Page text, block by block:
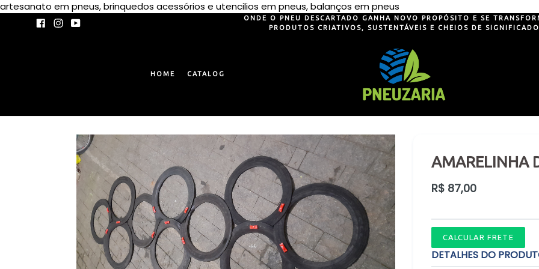
artesanato em pneus, brinquedos acessórios e utencilios em pneus, balanços em pneus
para
o
FacebookInstagram
ONDE O PNEU DESCARTADO GANHA NOVO PROPÓSITO E SE
PRODUTOS CRIATIVOS, SUSTENTÁVEIS E CHEIOS DE SIGNIFICADO
HOME CATALOG
AMARELINHA
Preço
R$ 87,00
CALCULAR FRETE
DETALHES DO